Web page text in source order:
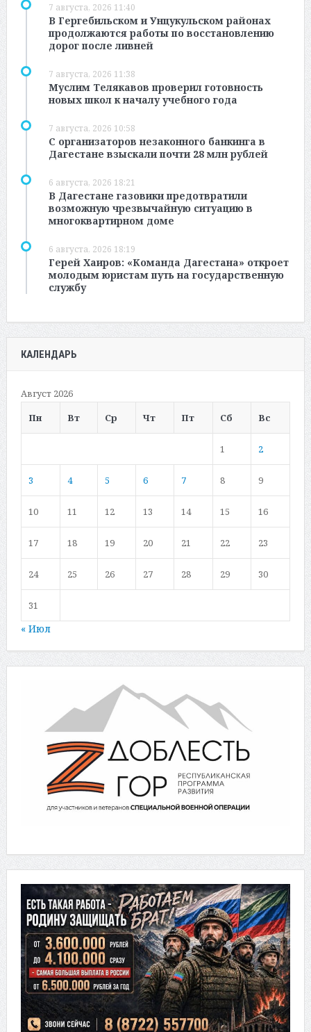
7 августа, 2026 11:40
В Гергебильском и Унцукульском районах
продолжаются работы по восстановлению
дорог после ливней
7 августа, 2026 11:38
Муслим Телякавов проверил готовность
новых школ к началу учебного года
7 августа, 2026 10:58
С организаторов незаконного банкинга в
Дагестане взыскали почти 28 млн рублей
6 августа, 2026 18:21
В Дагестане газовики предотвратили
возможную чрезвычайную ситуацию в
многоквартирном доме
6 августа, 2026 18:19
Герей Хаиров: «Команда Дагестана» откроет
молодым юристам путь на государственную
службу
КАЛЕНДАРЬ
Август 2026
Пн
Вт Ср Чт Пт Сб Вс
1 2
3 4 5 6 7 8 9
10 11 12 13 14 15 16
17 18 19 20 21 22 23
24 25 26 27 28 29 30
31
« Июл